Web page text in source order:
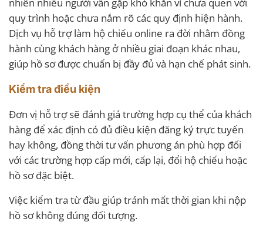
nhiên nhiều người vẫn gặp khó khăn vì chưa quen với
quy trình hoặc chưa nắm rõ các quy định hiện hành.
Dịch vụ hỗ trợ làm hộ chiếu online ra đời nhằm đồng
hành cùng khách hàng ở nhiều giai đoạn khác nhau,
giúp hồ sơ được chuẩn bị đầy đủ và hạn chế phát sinh.
Kiểm tra điều kiện
Đơn vị hỗ trợ sẽ đánh giá trường hợp cụ thể của khách
hàng để xác định có đủ điều kiện đăng ký trực tuyến
hay không, đồng thời tư vấn phương án phù hợp đối
với các trường hợp cấp mới, cấp lại, đổi hộ chiếu hoặc
hồ sơ đặc biệt.
Việc kiểm tra từ đầu giúp tránh mất thời gian khi nộp
hồ sơ không đúng đối tượng.